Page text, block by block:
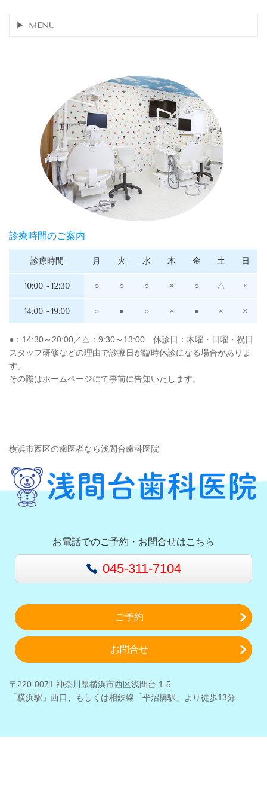
MENU
診療時間のご案内
診療時間 月 火 水 木 金 土 日
10:00～12:30 ○ ○ ○ × ○ △ ×
14:00～19:00 ○ ● ○ × ● × ×
●：14:30～20:00／△：9:30～13:00 休診日：木曜・日曜・祝日
スタッフ研修などの理由で診療日が臨時休診になる場合がありま
す。
その際はホームページにて事前に告知いたします。
横浜市西区の歯医者なら浅間台歯科医院
お電話でのご予約・お問合せはこちら
045-311-7104
ご予約
お問合せ
〒220-0071 神奈川県横浜市西区浅間台 1-5
「横浜駅」西口、もしくは相鉄線「平沼橋駅」より徒歩13分